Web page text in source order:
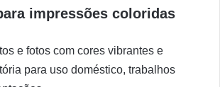
impressões coloridas
e fotos com cores vibrantes e
para uso doméstico, trabalhos